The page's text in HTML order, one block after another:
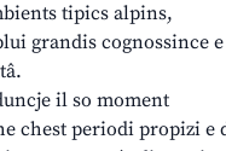
tipics alpins,
grandis cognossince e
il so moment
chest periodi propizi e